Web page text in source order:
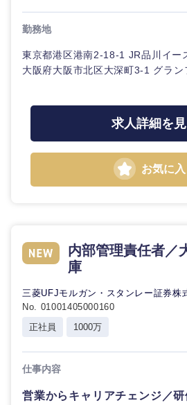
勤務地
東京都港区港南2-18-1 JR品川イー
大阪府大阪市北区大深町3-1 グラ
求人詳細を
お気に入
内部管理責任者／
庫
三菱UFJモルガン・スタンレー証券株
No. 01001405000160
正社員
1000万
仕事内容
営業からキャリアチェンジ／